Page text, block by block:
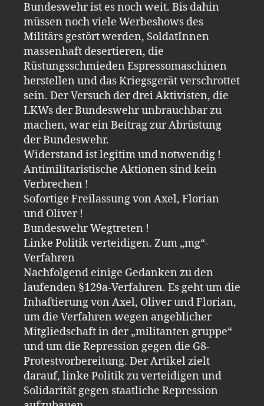
Bundeswehr ist es noch weit. Bis dahin
müssen noch viele Werbeshows des
Militärs gestört werden, SoldatInnen
massenhaft desertieren, die
Rüstungsschmieden Espressomaschinen
herstellen und das Kriegsgerät verschrottet
sein. Der Versuch der drei Aktivisten, die
LKWs der Bundeswehr unbrauchbar zu
machen, war ein Beitrag zur Abrüstung
der Bundeswehr.
Widerstand ist legitim und notwendig !
Antimilitaristische Aktionen sind kein
Verbrechen !
Sofortige Freilassung von Axel, Florian
und Oliver !
Bundeswehr Wegtreten !
Linke Politik verteidigen. Zum „mg“-
Verfahren
Nachfolgend einige Gedanken zu den
laufenden §129a-Verfahren. Es geht um die
Inhaftierung von Axel, Oliver und Florian,
um die Verfahren wegen angeblicher
Mitgliedschaft in der „militanten gruppe“
und um die Repression gegen die G8-
Protestvorbereitung. Der Artikel zielt
darauf, linke Politik zu verteidigen und
Solidarität gegen staatliche Repression